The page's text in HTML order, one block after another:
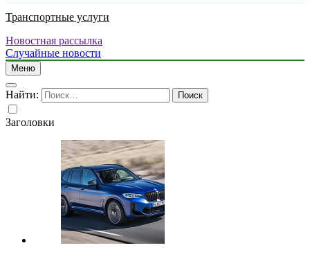
Транспортные услуги
Новостная рассылка
Случайные новости
Меню
Найти:
Заголовки